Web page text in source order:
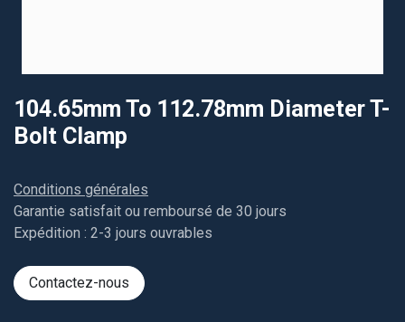
104.65mm To 112.78mm Diameter T-
Bolt Clamp
Conditions générales
Garantie satisfait ou remboursé de 30 jours
Expédition : 2-3 jours ouvrables
Contactez-nous